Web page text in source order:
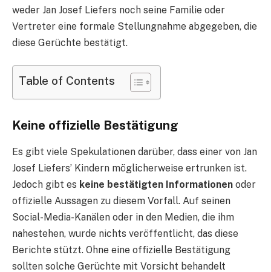
weder Jan Josef Liefers noch seine Familie oder
Vertreter eine formale Stellungnahme abgegeben, die
diese Gerüchte bestätigt.
Table of Contents
Keine offizielle Bestätigung
Es gibt viele Spekulationen darüber, dass einer von Jan
Josef Liefers’ Kindern möglicherweise ertrunken ist.
Jedoch gibt es keine bestätigten Informationen oder
offizielle Aussagen zu diesem Vorfall. Auf seinen
Social-Media-Kanälen oder in den Medien, die ihm
nahestehen, wurde nichts veröffentlicht, das diese
Berichte stützt. Ohne eine offizielle Bestätigung
sollten solche Gerüchte mit Vorsicht behandelt